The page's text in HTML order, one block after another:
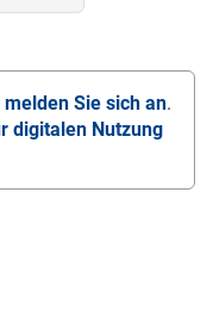
melden Sie sich an.
digitalen Nutzung